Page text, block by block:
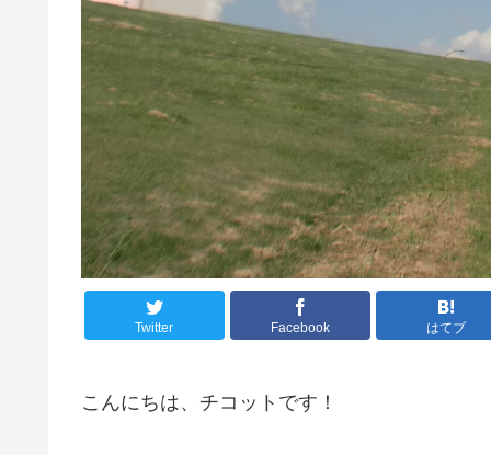
Twitter Facebook はてブ
こんにちは、チコットです！